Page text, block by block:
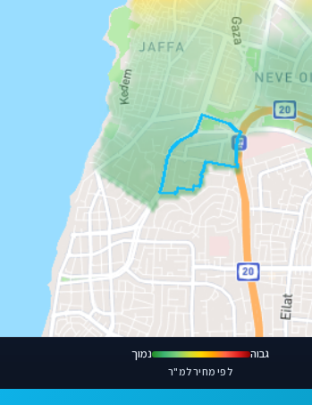
גבוה נמוך
לפי מחיר למ"ר